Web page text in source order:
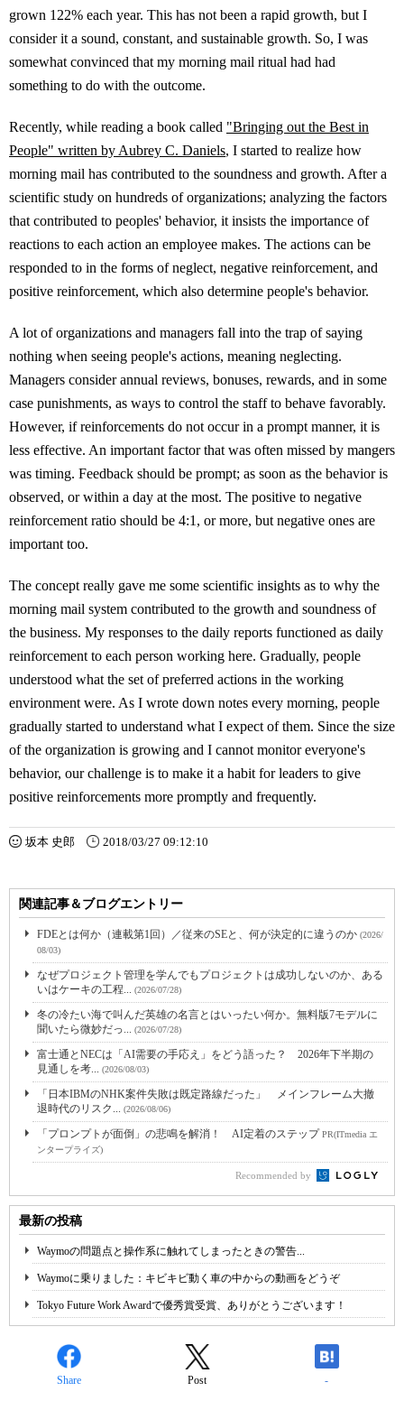
grown 122% each year. This has not been a rapid growth, but I
consider it a sound, constant, and sustainable growth. So, I was
somewhat convinced that my morning mail ritual had had
something to do with the outcome.
Recently, while reading a book called "Bringing out the Best in
People" written by Aubrey C. Daniels, I started to realize how
morning mail has contributed to the soundness and growth. After a
scientific study on hundreds of organizations; analyzing the factors
that contributed to peoples' behavior, it insists the importance of
reactions to each action an employee makes. The actions can be
responded to in the forms of neglect, negative reinforcement, and
positive reinforcement, which also determine people's behavior.
A lot of organizations and managers fall into the trap of saying
nothing when seeing people's actions, meaning neglecting.
Managers consider annual reviews, bonuses, rewards, and in some
case punishments, as ways to control the staff to behave favorably.
However, if reinforcements do not occur in a prompt manner, it is
less effective. An important factor that was often missed by mangers
was timing. Feedback should be prompt; as soon as the behavior is
observed, or within a day at the most. The positive to negative
reinforcement ratio should be 4:1, or more, but negative ones are
important too.
The concept really gave me some scientific insights as to why the
morning mail system contributed to the growth and soundness of
the business. My responses to the daily reports functioned as daily
reinforcement to each person working here. Gradually, people
understood what the set of preferred actions in the working
environment were. As I wrote down notes every morning, people
gradually started to understand what I expect of them. Since the size
of the organization is growing and I cannot monitor everyone's
behavior, our challenge is to make it a habit for leaders to give
positive reinforcements more promptly and frequently.
坂本 史郎 2018/03/27 09:12:10
関連記事＆ブログエントリー
FDEとは何か（連載第1回）／従来のSEと、何が決定的に違うのか (2026/
08/03)
なぜプロジェクト管理を学んでもプロジェクトは成功しないのか、ある
いはケーキの工程... (2026/07/28)
冬の冷たい海で叫んだ英雄の名言とはいったい何か。無料版7モデルに
聞いたら微妙だっ... (2026/07/28)
富士通とNECは「AI需要の手応え」をどう語った？ 2026年下半期の
見通しを考... (2026/08/03)
「日本IBMのNHK案件失敗は既定路線だった」 メインフレーム大撤
退時代のリスク... (2026/08/06)
「プロンプトが面倒」の悲鳴を解消！ AI定着のステップPR(ITmedia エ
ンタープライズ)
Recommended by
最新の投稿
Waymoの問題点と操作系に触れてしまったときの警告...
Waymoに乗りました：キビキビ動く車の中からの動画をどうぞ
Tokyo Future Work Awardで優秀賞受賞、ありがとうございます！
Share Post -